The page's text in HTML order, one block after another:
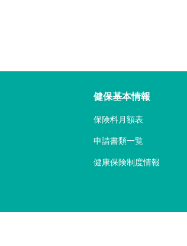
健保基本情報
保険料月額表
申請書類一覧
健康保険制度情報